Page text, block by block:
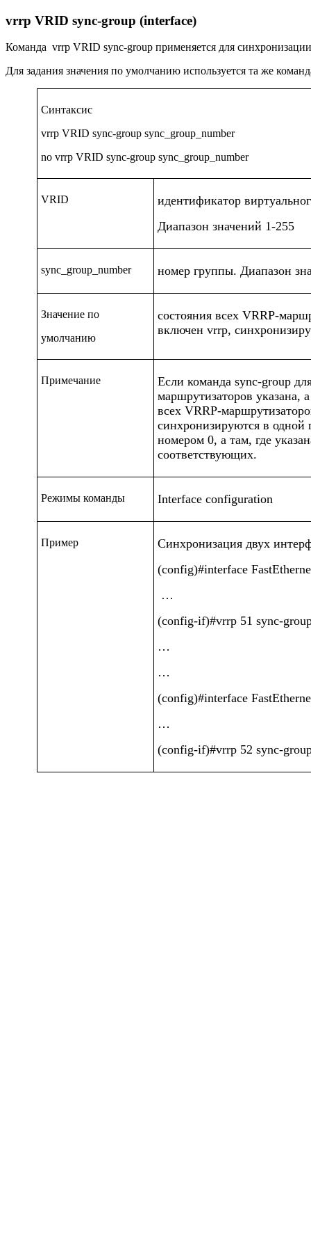
vrrp VRID sync-group (interface)
Команда vrrp VRID sync-group применяется для
Для задания значения по умолчанию используется та же
Синтаксис
vrrp VRID sync-group sync_group_number
no vrrp VRID sync-group sync_group_number
VRID
идентификатор
Диапазон значений 1-255
sync_group_number номер группы. Диапазон
Значение по
умолчанию
состояния всех VRRP-
включен vrrp,
Примечание Если команда sync-group
маршрутизаторов указана,
всех VRRP-
синхронизируются в
номером 0, а там, где
соответствующих.
Режимы команды Interface configuration
Пример
Синхронизация двух
(config)#interface
…
(config-if)#vrrp 51 sync-
…
…
(config)#interface
…
(config-if)#vrrp 52 sync-